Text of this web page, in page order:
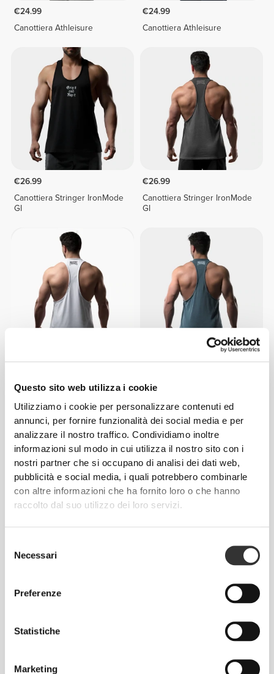
Questo sito web utilizza i cookie
Utilizziamo i cookie per personalizzare contenuti ed
annunci, per fornire funzionalità dei social media e per
analizzare il nostro traffico. Condividiamo inoltre
informazioni sul modo in cui utilizza il nostro sito con i
nostri partner che si occupano di analisi dei dati web,
pubblicità e social media, i quali potrebbero combinarle
con altre informazioni che ha fornito loro o che hanno
raccolto dal suo utilizzo dei loro servizi.
delNecessari
Preferenze
Statistiche
Marketing
€24.99
Canottiera Athleisure
€24.99
Canottiera Athleisure
€26.99
Canottiera Stringer IronMode
GI
€26.99
Canottiera Stringer IronMode
GI
€26.99
GI
€26.99
GI
Canottiera IronMode GI
Canottiera IronMode P